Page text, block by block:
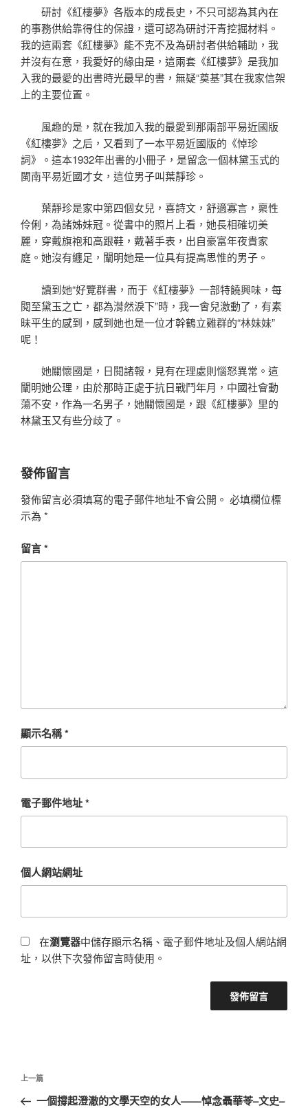
研討《紅樓夢》各版本的成長史，不只可認為其內在
的事務供給靠得住的保證，還可認為研討汗青挖掘材料。
我的這兩套《紅樓夢》能不克不及為研討者供給輔助，我
并沒有在意，我愛好的緣由是，這兩套《紅樓夢》是我加
入我的最愛的出書時光最早的書，無疑“奠基”其在我家信架
上的主要位置。
風趣的是，就在我加入我的最愛到那兩部平易近國版
《紅樓夢》之后，又看到了一本平易近國版的《悼珍
詞》。這本1932年出書的小冊子，是留念一個林黛玉式的
閩南平易近國才女，這位男子叫葉靜珍。
葉靜珍是家中第四個女兒，喜詩文，舒適寡言，稟性
伶俐，為諸姊妹冠。從書中的照片上看，她長相確切美
麗，穿戴旗袍和高跟鞋，戴著手表，出自豪富年夜貴家
庭。她沒有纏足，闡明她是一位具有提高思惟的男子。
讀到她“好覽群書，而于《紅樓夢》一部特饒興味，每
閱至黛玉之亡，都為潸然淚下”時，我一會兒激動了，有素
昧平生的感到，感到她也是一位才幹鶴立雞群的“林妹妹”
呢！
她關懷國是，日閱諸報，見有在理處則惱怒異常。這
闡明她公理，由於那時正處于抗日戰鬥年月，中國社會動
蕩不安，作為一名男子，她關懷國是，跟《紅樓夢》里的
林黛玉又有些分歧了。
發佈留言
發佈留言必須填寫的電子郵件地址不會公開。 必填欄位標
示為 *
留言*
顯示名稱*
電子郵件地址*
個人網站網址
在瀏覽器中儲存顯示名稱、電子郵件地址及個人網站網
址，以供下次發佈留言時使用。
文
上
一
上一篇
一個撐起澄澈的文學天空的女人——悼念聶華苓–文史–